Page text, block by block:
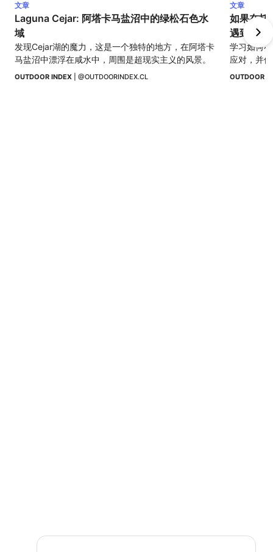
文章
Laguna Cejar: 阿塔卡马盐沼中的绿松石色水
域
发现Cejar湖的魔力，这是一个独特的地方，在阿塔卡
马盐沼中漂浮在咸水中，周围是超现实主义的风景。
OUTDOOR INDEX @OUTDOORINDEX.CL
文章
如果在托
遇到野生
学习如何
应对，并
样性。
OUTDOOR